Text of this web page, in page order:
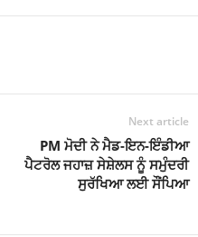
Next article
PM ਮੋਦੀ ਨੇ ਮੈਡ-ਇਨ-ਇੰਡੀਆ
ਪੈਟਰੋਲ ਜਹਾਜ਼ ਸੇਸ਼ੇਲਸ ਨੂੰ ਸਮੁੰਦਰੀ
ਸੁਰੱਖਿਆ ਲਈ ਸੌਂਪਿਆ